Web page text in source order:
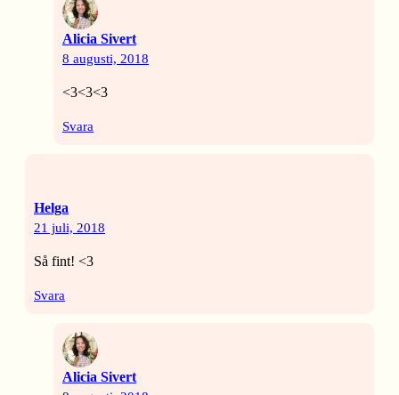
Alicia Sivert
8 augusti, 2018
<3<3<3
Svara
Helga
21 juli, 2018
Så fint! <3
Svara
Alicia Sivert